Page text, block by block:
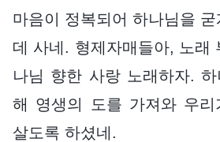
마음이 정복되어 하나님을
데 사네. 형제자매들아, 노래
나님 향한 사랑 노래하자.
해 영생의 도를 가져와 우리
살도록 하셨네.